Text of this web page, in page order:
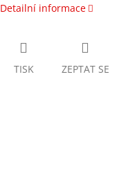
Detailní informace
TISK ZEPTAT SE